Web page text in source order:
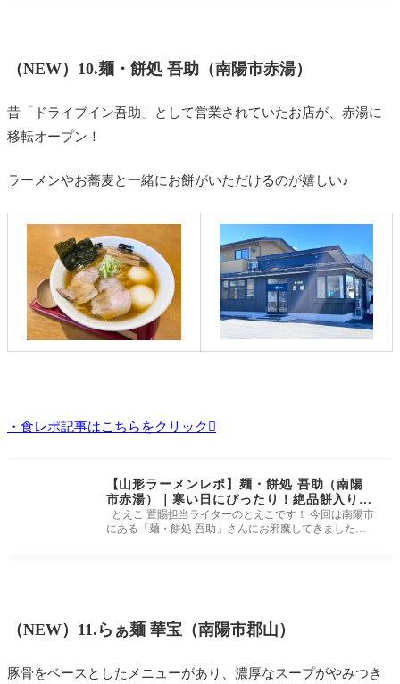
（NEW）10.麺・餅処 吾助（南陽市赤湯）
昔「ドライブイン吾助」として営業されていたお店が、赤湯に
移転オープン！
ラーメンやお蕎麦と一緒にお餅がいただけるのが嬉しい♪
・食レポ記事はこちらをクリック
【山形ラーメンレポ】麺・餅処 吾助（南陽
市赤湯）｜寒い日にぴったり！絶品餅入り中
華
とえこ 置賜担当ライターのとえこです！ 今回は南陽市
にある「麺・餅処 吾助」さんにお邪魔してきました。
（NEW）11.らぁ麺 華宝（南陽市郡山）
豚骨をベースとしたメニューがあり、濃厚なスープがやみつき